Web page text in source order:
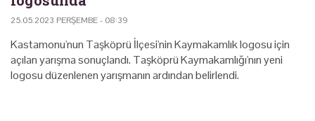
25.05.2023 PERŞEMBE - 08:39
Kastamonu'nun Taşköprü İlçesi'nin Kaymakamlık logosu için
açılan yarışma sonuçlandı. Taşköprü Kaymakamlığı'nın yeni
logosu düzenlenen yarışmanın ardından belirlendi.